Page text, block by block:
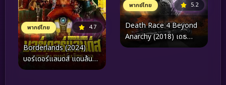
พากย์ไทย 4.7
Borderlands (2024)
บอร์เดอร์แลนดส์ แดนล้น
คนปล้นจักรวาล
พากย์ไทย 5.2
Death Race 4 Beyond
Anarchy (2018) เดธ
เรซ…ซิ่ง สั่ง ตาย 4